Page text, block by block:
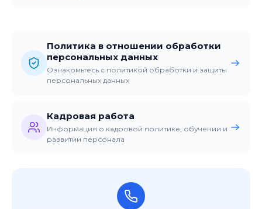
Политика в отношении обработки
персональных данных
Ознакомьтесь с политикой обработки и защиты
персональных данных
Кадровая работа
Информация о кадровой политике, обучении и
развитии персонала